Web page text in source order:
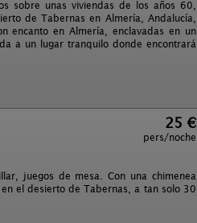
sobre unas viviendas de los años 60,
de Tabernas en Almería, Andalucía,
encanto en Almería, enclavadas en un
a un lugar tranquilo donde encontrará
25 €
pers/noche
juegos de mesa. Con una chimenea
el desierto de Tabernas, a tan solo 30